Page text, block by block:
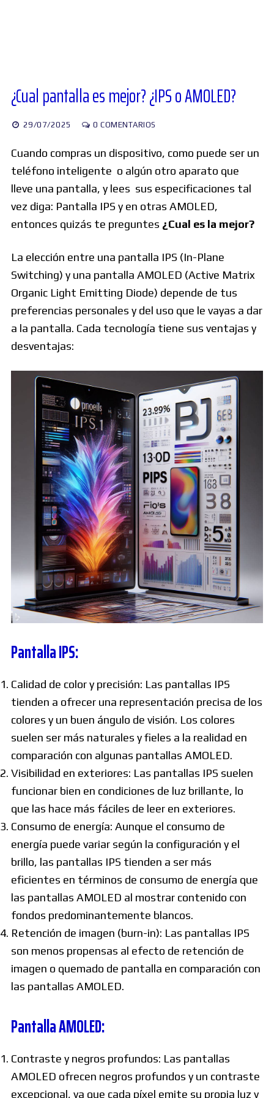
Foros
Buscar:
¿Cual pantalla es mejor? ¿IPS o AMOLED?
29/07/2025 0 COMENTARIOS
Cuando compras un dispositivo, como puede ser un
teléfono inteligente o algún otro aparato que
lleve una pantalla, y lees sus especificaciones tal
vez diga: Pantalla IPS y en otras AMOLED,
entonces quizás te preguntes ¿Cual es la mejor?
La elección entre una pantalla IPS (In-Plane
Switching) y una pantalla AMOLED (Active Matrix
Organic Light Emitting Diode) depende de tus
preferencias personales y del uso que le vayas a dar
a la pantalla. Cada tecnología tiene sus ventajas y
desventajas:
Pantalla IPS:
Calidad de color y precisión: Las pantallas IPS
tienden a ofrecer una representación precisa de los
colores y un buen ángulo de visión. Los colores
suelen ser más naturales y fieles a la realidad en
comparación con algunas pantallas AMOLED.
Visibilidad en exteriores: Las pantallas IPS suelen
funcionar bien en condiciones de luz brillante, lo
que las hace más fáciles de leer en exteriores.
Consumo de energía: Aunque el consumo de
energía puede variar según la configuración y el
brillo, las pantallas IPS tienden a ser más
eficientes en términos de consumo de energía que
las pantallas AMOLED al mostrar contenido con
fondos predominantemente blancos.
Retención de imagen (burn-in): Las pantallas IPS
son menos propensas al efecto de retención de
imagen o quemado de pantalla en comparación con
las pantallas AMOLED.
Pantalla AMOLED:
Contraste y negros profundos: Las pantallas
AMOLED ofrecen negros profundos y un contraste
excepcional, ya que cada píxel emite su propia luz y